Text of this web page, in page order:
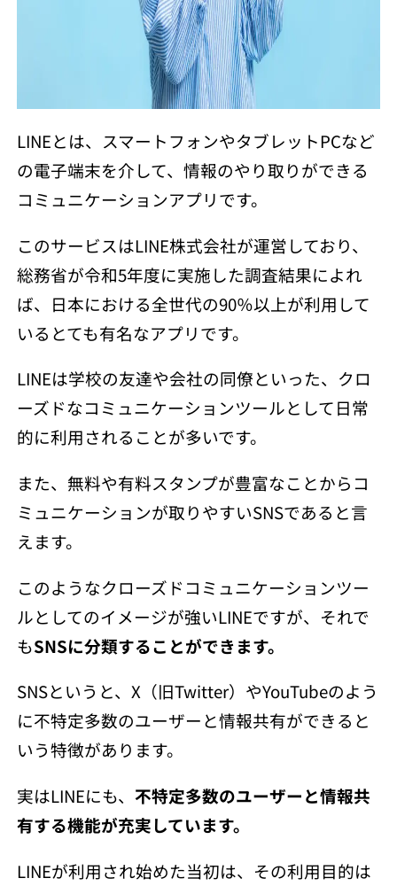
LINEとは、スマートフォンやタブレットPCなど
の電子端末を介して、情報のやり取りができる
コミュニケーションアプリです。
このサービスはLINE株式会社が運営しており、
総務省が令和5年度に実施した調査結果によれ
ば、日本における全世代の90％以上が利用して
いるとても有名なアプリです。
LINEは学校の友達や会社の同僚といった、クロ
ーズドなコミュニケーションツールとして日常
的に利用されることが多いです。
また、無料や有料スタンプが豊富なことからコ
ミュニケーションが取りやすいSNSであると言
えます。
このようなクローズドコミュニケーションツー
ルとしてのイメージが強いLINEですが、それで
もSNSに分類することができます。
SNSというと、X（旧Twitter）やYouTubeのよう
に不特定多数のユーザーと情報共有ができると
いう特徴があります。
実はLINEにも、 不特定多数のユーザーと情報共
有する機能が充実しています。
LINEが利用され始めた当初は、その利用目的は